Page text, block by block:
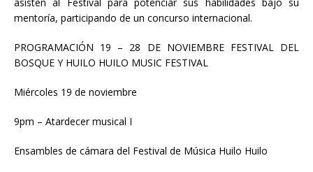
mentoría, participando de un concurso internacional.
PROGRAMACIÓN 19 – 28 DE NOVIEMBRE FESTIVAL DEL
BOSQUE Y HUILO HUILO MUSIC FESTIVAL
Miércoles 19 de noviembre
9pm – Atardecer musical I
Ensambles de cámara del Festival de Música Huilo Huilo